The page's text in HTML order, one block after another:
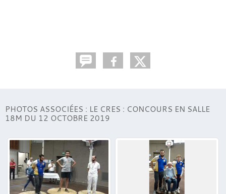
PHOTOS ASSOCIÉES : LE CRES : CONCOURS EN SALLE
18M DU 12 OCTOBRE 2019